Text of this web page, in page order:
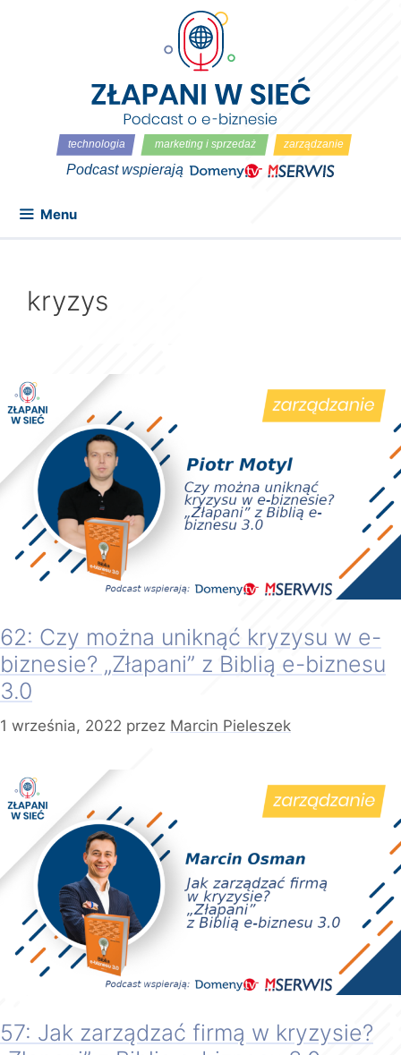
Menu
kryzys
62: Czy można uniknąć kryzysu w e-
biznesie? „Złapani” z Biblią e-biznesu
3.0
1 września, 2022 przez Marcin Pieleszek
57: Jak zarządzać firmą w kryzysie?